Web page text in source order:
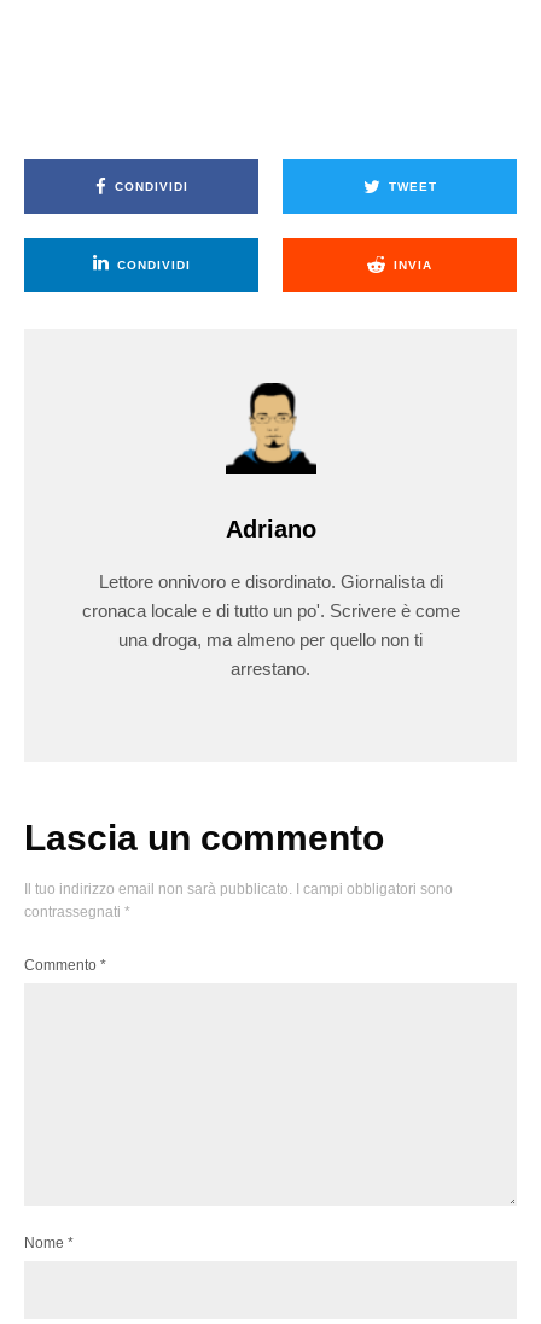
CONDIVIDI TWEET
CONDIVIDI INVIA
Adriano
Lettore onnivoro e disordinato. Giornalista di
cronaca locale e di tutto un po'. Scrivere è come
una droga, ma almeno per quello non ti
arrestano.
Lascia un commento
Il tuo indirizzo email non sarà pubblicato.
I campi obbligatori sono
contrassegnati *
Commento *
Nome *